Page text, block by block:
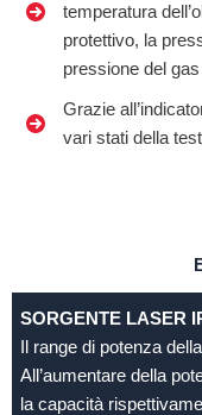
temperatura
protettivo, la
pressione del
Grazie
vari stati della
SORGENTE LASER
Il range di potenza
All’aumentare della
la capacità